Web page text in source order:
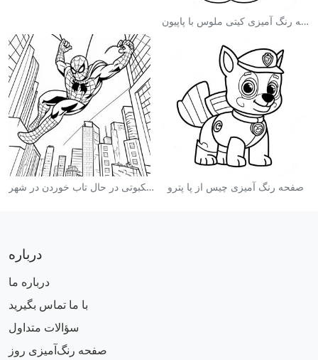
صفحه رنگ آمیزی کیتی ملوس با پاپیون
صفحه رنگ آمیزی مرد عنکبوتی در حال تاب خوردن در شهر صفحه رنگ آمیزی چیس از پا پترو
درباره
درباره ما
با ما تماس بگیرید
سؤالات متداول
صفحه رنگ‌آمیزی روز